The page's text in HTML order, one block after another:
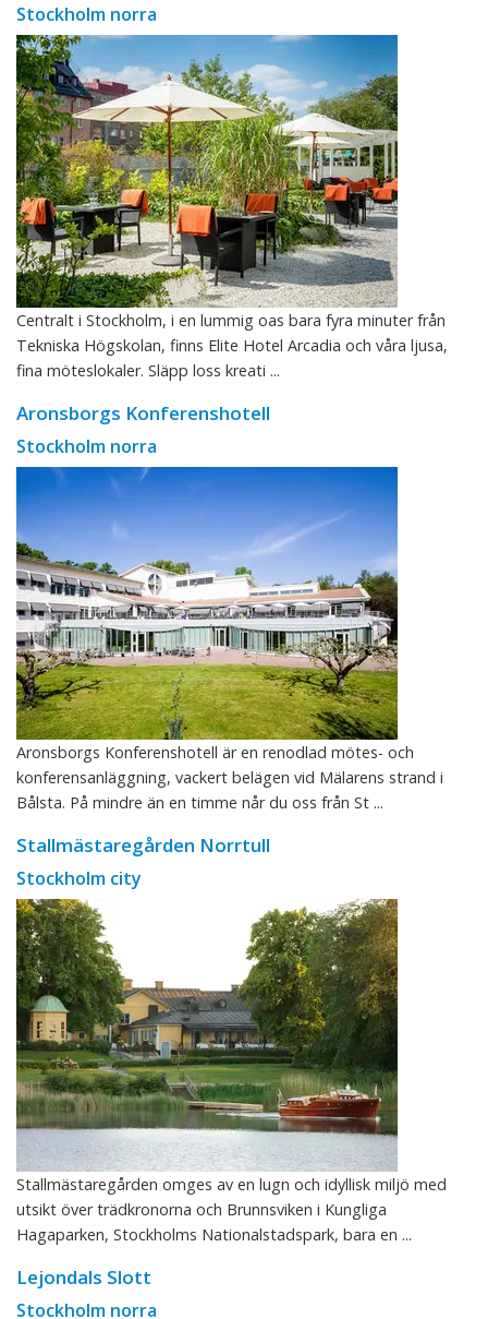
Stockholm norra
Centralt i Stockholm, i en lummig oas bara fyra minuter från
Tekniska Högskolan, finns Elite Hotel Arcadia och våra ljusa,
fina möteslokaler. Släpp loss kreati ...
Aronsborgs Konferenshotell
Stockholm norra
Aronsborgs Konferenshotell är en renodlad mötes- och
konferensanläggning, vackert belägen vid Mälarens strand i
Bålsta. På mindre än en timme når du oss från St ...
Stallmästaregården Norrtull
Stockholm city
Stallmästaregården omges av en lugn och idyllisk miljö med
utsikt över trädkronorna och Brunnsviken i Kungliga
Hagaparken, Stockholms Nationalstadspark, bara en ...
Lejondals Slott
Stockholm norra